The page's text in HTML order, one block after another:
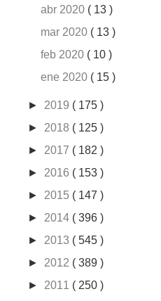
abr 2020 ( 13 )
mar 2020 ( 13 )
feb 2020 ( 10 )
ene 2020 ( 15 )
► 2019 ( 175 )
► 2018 ( 125 )
► 2017 ( 182 )
► 2016 ( 153 )
► 2015 ( 147 )
► 2014 ( 396 )
► 2013 ( 545 )
► 2012 ( 389 )
► 2011 ( 250 )